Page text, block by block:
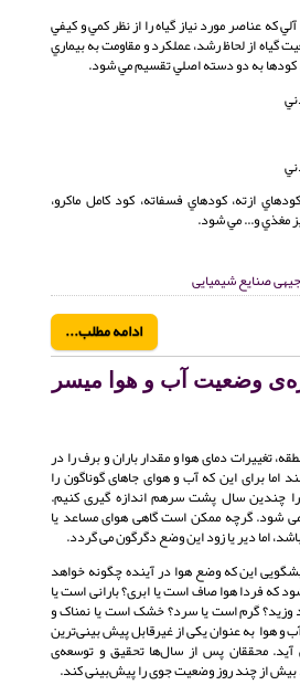
كه عناصر مورد نياز گياه را از نظر كمي و كيفي
گياه از لحاظ رشد، عملكرد و مقاومت به بيماري
كودها به دو دسته اصلي تقسيم مي شود.
ازته، كودهاي فسفاته، كود كامل ماكرو،
مغذي و... مي شود.
صنایع شیمیایی
ادامه مطلب...
40 روزه‌ی وضعیت آب و هوا میسر
تغییرات دمای هوا و مقدار باران و برف را در
اما برای این كه آب و هوای جاهای گوناگون را
را چندین سال پشت سرهم اندازه گیری كنیم.
شود. گرچه ممکن است گاهی هوای مساعد یا
اما دیر یا زود این وضع دگرگون می گردد.
این که وضع هوا در آینده چگونه خواهد
که فردا هوا صاف است یا ابری؟ بارانی است یا
وزید؟ گرم است یا سرد؟ خشک است یا نمناک و
هوا به عنوان یکی از غیرقابل پیش بینی‌ترین
محققان پس از سال‌ها تحقیق و توسعه‌ی
بیش از چند روز وضعیت جوی را پیش‌بینی کند.